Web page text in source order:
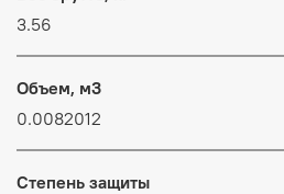
3.56
Объем, м3
0.0082012
Степень защиты